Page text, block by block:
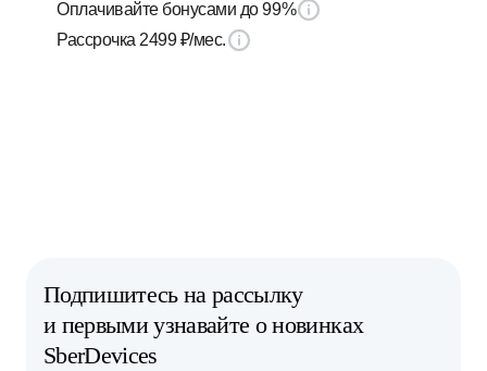
Оплачивайте бонусами до 99%
Рассрочка2499 ₽/мес.
Подпишитесь на рассылку
и первыми узнавайте о новинках
SberDevices